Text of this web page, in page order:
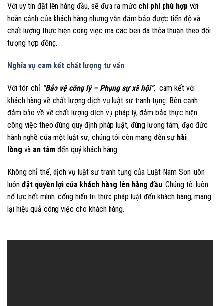
Với uy tín đặt lên hàng đầu, sẽ đưa ra mức chi phí phù hợp với
hoàn cảnh của khách hàng nhưng vẫn đảm bảo được tiến độ và
chất lượng thực hiện công việc mà các bên đã thỏa thuận theo đối
tượng hợp đồng.
Nghĩa vụ cam kết chất lượng tư vấn
Với tôn chỉ “Bảo vệ công lý – Phụng sự xã hội”, cam kết với
khách hàng về chất lượng dịch vụ luật sư tranh tụng. Bên cạnh
đảm bảo về về chất lượng dịch vụ pháp lý, đảm bảo thực hiện
công việc theo đúng quy định pháp luật, đúng lương tâm, đạo đức
hành nghề của một luật sư, chúng tôi còn mang đến sự hài
lòng và an tâm đến quý khách hàng.
Không chỉ thế, dịch vụ luật sư tranh tụng của Luật Nam Sơn luôn
luôn đặt quyền lợi của khách hàng lên hàng đầu. Chúng tôi luôn
nổ lực hết mình, cống hiến tri thức pháp luật đến khách hàng, mang
lại hiệu quả công việc cho khách hàng.